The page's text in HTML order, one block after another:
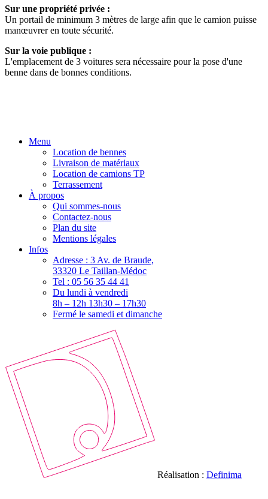
Sur une propriété privée :
Un portail de minimum 3 mètres de large afin que le camion puisse
manœuvrer en toute sécurité.
Sur la voie publique :
L'emplacement de 3 voitures sera nécessaire pour la pose d'une
benne dans de bonnes conditions.
Menu
Location de bennes
Livraison de matériaux
Location de camions TP
Terrassement
À propos
Qui sommes-nous
Contactez-nous
Plan du site
Mentions légales
Infos
Adresse : 3 Av. de Braude,
33320 Le Taillan-Médoc
Tel : 05 56 35 44 41
Du lundi à vendredi
8h – 12h 13h30 – 17h30
Fermé le samedi et dimanche
Réalisation : Definima